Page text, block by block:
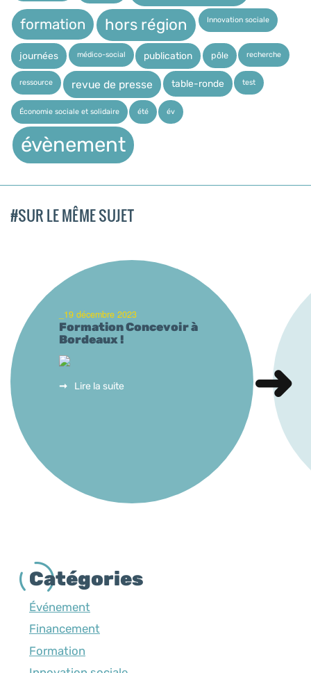
formation hors région Innovation sociale
journées médico-social publication pôle recherche
ressource revue de presse table-ronde test
Économie sociale et solidaire été év
évènement
#SUR LE MÊME SUJET
_19 décembre 2023
Formation Concevoir à
Bordeaux !
Lire la suite
Catégories
Événement
Financement
Formation